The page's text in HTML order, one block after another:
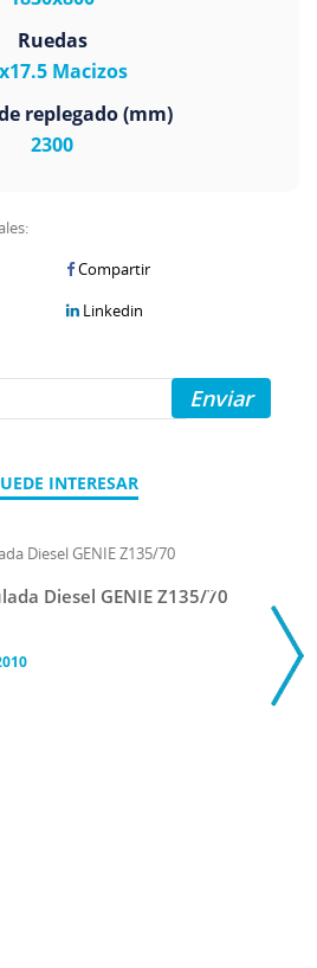
Ruedas
Macizos
replegado (mm)
2300
Compartir
Linkedin
Enviar
INTERESAR
Diesel GENIE Z135/70